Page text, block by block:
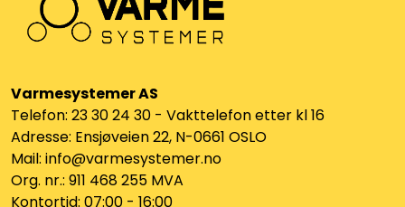
Varmesystemer AS
Telefon: 23 30 24 30 - Vakttelefon etter kl 16
Adresse: Ensjøveien 22, N-0661 OSLO
Mail: info@varmesystemer.no
Org. nr.: 911 468 255 MVA
Kontortid: 07:00 - 16:00
Planfront radiatorer
Watersafe
Elektrokjeler